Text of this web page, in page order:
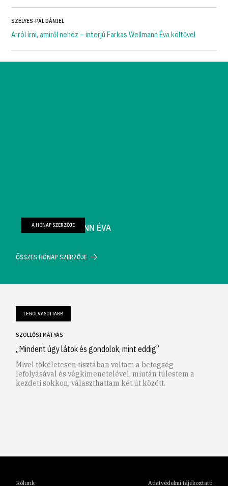
SZÉLYES-PÁL DÁNIEL
Arról írni, amiről nehéz – interjú Farkas Wellmann Éva költővel
FARKAS WELLMANN ÉVA
A HÓNAP SZERZŐJE
ÖSSZES HÓNAP SZERZŐJE
LEGOLVASOTTABB
SZÖLLŐSI MÁTYÁS
„Mindent úgy látok és gondolok, mint eddig”
Mivel tökéletesen tisztában voltam a betegség
lefolyásával és végkimenetelével, miután túlestem a
kezdeti sokkon, választhattam két út között.
Rólunk Adatvédelmi tájékoztató